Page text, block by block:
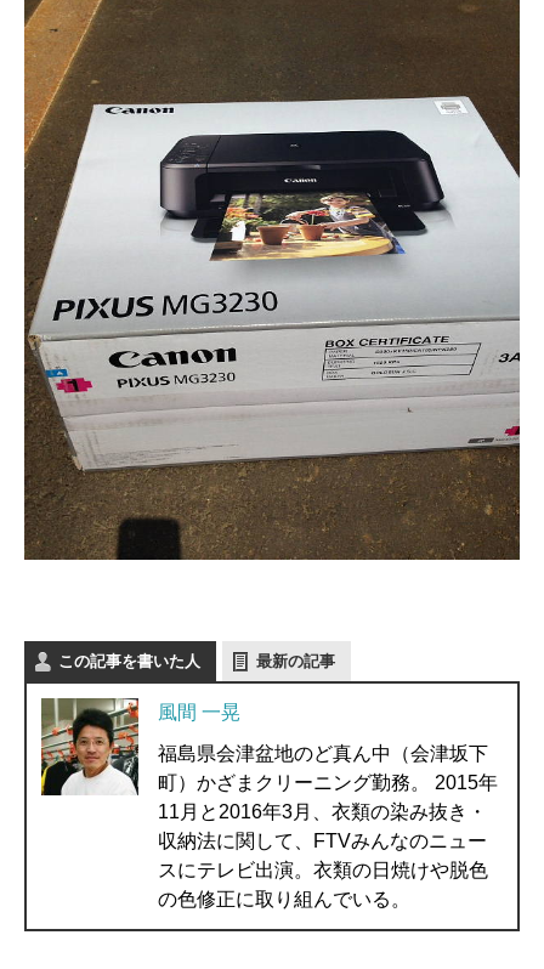
この記事を書いた人 最新の記事
風間 一晃
福島県会津盆地のど真ん中（会津坂下
町）かざまクリーニング勤務。 2015年
11月と2016年3月、衣類の染み抜き・
収納法に関して、FTVみんなのニュー
スにテレビ出演。衣類の日焼けや脱色
の色修正に取り組んでいる。